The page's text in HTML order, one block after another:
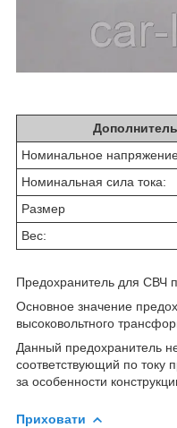
Номинальное
Номинальная сила тока:
Размер
Вес:
Предохранитель для СВЧ
Основное значение
высоковольтного
Данный предохранитель
соответствующий по току
за особенности
Приховати